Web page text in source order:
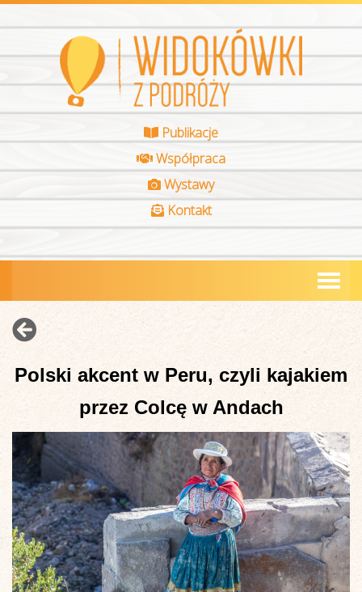
Publikacje
Współpraca
Wystawy
Kontakt
Polski akcent w Peru, czyli kajakiem
przez Colcę w Andach